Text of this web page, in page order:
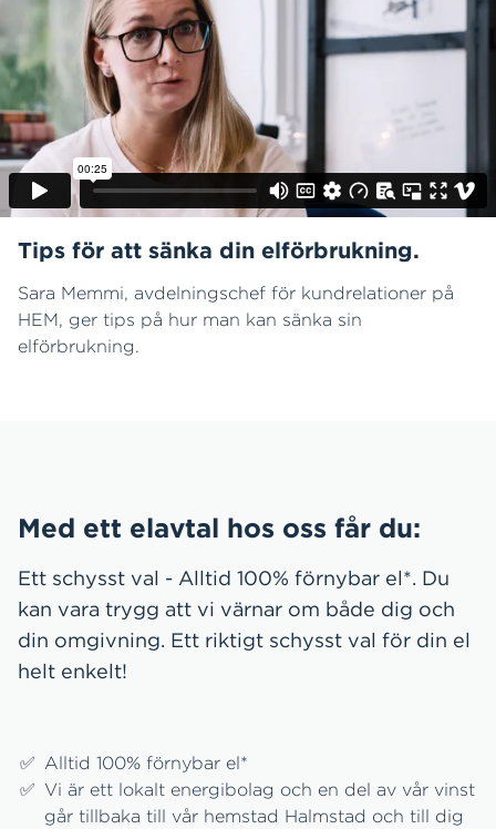
Tips för att sänka din elförbrukning.
Sara Memmi, avdelningschef för kundrelationer på
HEM, ger tips på hur man kan sänka sin
elförbrukning.
Med ett elavtal hos oss får du:
Ett schysst val - Alltid 100% förnybar el*. Du
kan vara trygg att vi värnar om både dig och
din omgivning. Ett riktigt schysst val för din el
helt enkelt!
Alltid 100% förnybar el*
Vi är ett lokalt energibolag och en del av vår vinst
går tillbaka till vår hemstad Halmstad och till dig